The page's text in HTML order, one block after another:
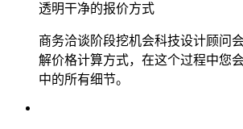
透明干净的报价方式
商务洽谈阶段挖机会科技设计顾问
解价格计算方式，在这个过程中您
中的所有细节。